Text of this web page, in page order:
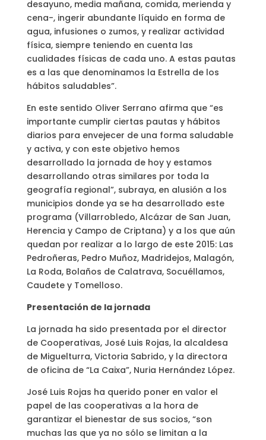
desayuno, media mañana, comida, merienda y
cena-, ingerir abundante líquido en forma de
agua, infusiones o zumos, y realizar actividad
física, siempre teniendo en cuenta las
cualidades físicas de cada uno. A estas pautas
es a las que denominamos la Estrella de los
hábitos saludables”.
En este sentido Oliver Serrano afirma que “es
importante cumplir ciertas pautas y hábitos
diarios para envejecer de una forma saludable
y activa, y con este objetivo hemos
desarrollado la jornada de hoy y estamos
desarrollando otras similares por toda la
geografía regional”, subraya, en alusión a los
municipios donde ya se ha desarrollado este
programa (Villarrobledo, Alcázar de San Juan,
Herencia y Campo de Criptana) y a los que aún
quedan por realizar a lo largo de este 2015: Las
Pedroñeras, Pedro Muñoz, Madridejos, Malagón,
La Roda, Bolaños de Calatrava, Socuéllamos,
Caudete y Tomelloso.
Presentación de la jornada
La jornada ha sido presentada por el director
de Cooperativas, José Luis Rojas, la alcaldesa
de Miguelturra, Victoria Sabrido, y la directora
de oficina de “La Caixa”, Nuria Hernández López.
José Luis Rojas ha querido poner en valor el
papel de las cooperativas a la hora de
garantizar el bienestar de sus socios, “son
muchas las que ya no sólo se limitan a la